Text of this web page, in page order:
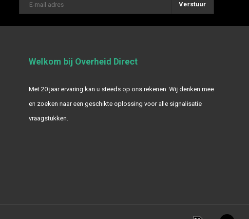
Verstuur
Welkom bij Overheid Direct
Met 20 jaar ervaring kan u steeds op ons rekenen. Wij denken mee
en zoeken naar een geschikte oplossing voor alle signalisatie
vraagstukken.